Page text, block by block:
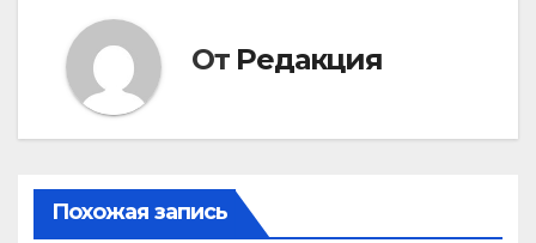
От Редакция
Похожая запись